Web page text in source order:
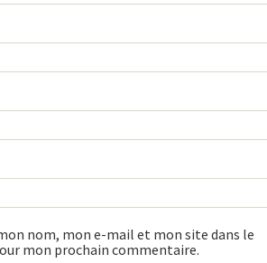
nom, mon e-mail et mon site dans le
mon prochain commentaire.